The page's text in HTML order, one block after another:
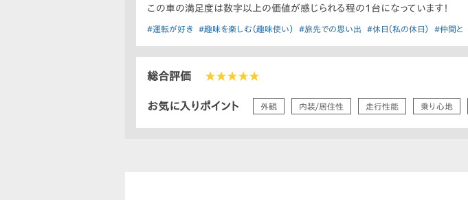
この車の満足度は数字以上の価値が感じられる程の1台になっています！
#運転が好き #趣味を楽しむ（趣味使い） #旅先での思い出 #休日（私の休日） #仲間と
総合評価 ★★★★★
お気に入りポイント 外観 内装/居住性 走行性能 乗り心地